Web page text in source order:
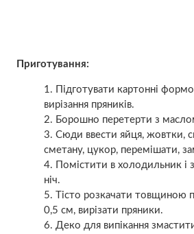
Приготування:
Підготувати картонні
вирізання пряників.
Борошно перетерти з
Сюди ввести яйця, жовтки,
сметану, цукор, перемішати,
Помістити в холодильник і
ніч.
Тісто розкачати товщиною
0,5 см, вирізати пряники.
Деко для випікання